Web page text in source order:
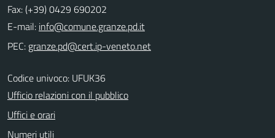
Fax: (+39) 0429 690202
E-mail:
PEC:
Codice univoco: UFUK36
Ufficio relazioni con il pubblico
Uffici e orari
Numeri utili